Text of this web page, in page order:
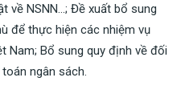
về NSNN…; Đề xuất bổ sung
để thực hiện các nhiệm vụ
Nam; Bổ sung quy định về đối
ngân sách.